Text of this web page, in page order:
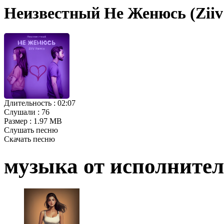
Неизвестный Не Женюсь
Длительность : 02:07
Слушали : 76
Размер : 1.97 MB
Слушать песню
Скачать песню
музыка от